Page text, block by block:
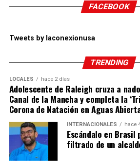
FACEBOOK
Tweets by laconexionusa
TRENDING
LOCALES hace 2 días
Adolescente de Raleigh cruza a
Canal de la Mancha y completa la
Corona de Natación en Aguas
INTERNACIONALES hace
Escándalo en Brasil
filtrado de un